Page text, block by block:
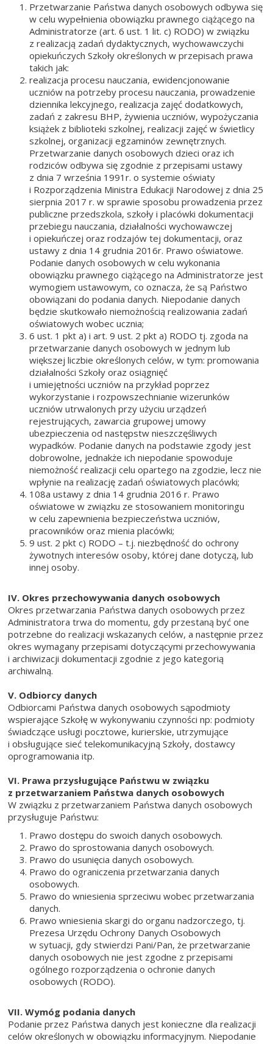
Przetwarzanie Państwa danych osobowych odbywa się
w celu wypełnienia obowiązku prawnego ciążącego na
Administratorze (art. 6 ust. 1 lit. c) RODO) w związku
z realizacją zadań dydaktycznych, wychowawczychi
opiekuńczych Szkoły określonych w przepisach prawa
takich jak:
realizacja procesu nauczania, ewidencjonowanie
uczniów na potrzeby procesu nauczania, prowadzenie
dziennika lekcyjnego, realizacja zajęć dodatkowych,
zadań z zakresu BHP, żywienia uczniów, wypożyczania
książek z biblioteki szkolnej, realizacji zajęć w świetlicy
szkolnej, organizacji egzaminów zewnętrznych.
Przetwarzanie danych osobowych dzieci oraz ich
rodziców odbywa się zgodnie z przepisami ustawy
z dnia 7 września 1991r. o systemie oświaty
i Rozporządzenia Ministra Edukacji Narodowej z dnia 25
sierpnia 2017 r. w sprawie sposobu prowadzenia przez
publiczne przedszkola, szkoły i placówki dokumentacji
przebiegu nauczania, działalności wychowawczej
i opiekuńczej oraz rodzajów tej dokumentacji, oraz
ustawy z dnia 14 grudnia 2016r. Prawo oświatowe.
Podanie danych osobowych w celu wykonania
obowiązku prawnego ciążącego na Administratorze jest
wymogiem ustawowym, co oznacza, że są Państwo
obowiązani do podania danych. Niepodanie danych
będzie skutkowało niemożnością realizowania zadań
oświatowych wobec ucznia;
6 ust. 1 pkt a) i art. 9 ust. 2 pkt a) RODO tj. zgoda na
przetwarzanie danych osobowych w jednym lub
większej liczbie określonych celów, w tym: promowania
działalności Szkoły oraz osiągnięć
i umiejętności uczniów na przykład poprzez
wykorzystanie i rozpowszechnianie wizerunków
uczniów utrwalonych przy użyciu urządzeń
rejestrujących, zawarcia grupowej umowy
ubezpieczenia od następstw nieszczęśliwych
wypadków. Podanie danych na podstawie zgody jest
dobrowolne, jednakże ich niepodanie spowoduje
niemożność realizacji celu opartego na zgodzie, lecz nie
wpłynie na realizację zadań oświatowych placówki;
108a ustawy z dnia 14 grudnia 2016 r. Prawo
oświatowe w związku ze stosowaniem monitoringu
w celu zapewnienia bezpieczeństwa uczniów,
pracowników oraz mienia placówki;
9 ust. 2 pkt c) RODO – t.j. niezbędność do ochrony
żywotnych interesów osoby, której dane dotyczą, lub
innej osoby.
IV. Okres przechowywania danych osobowych
Okres przetwarzania Państwa danych osobowych przez
Administratora trwa do momentu, gdy przestaną być one
potrzebne do realizacji wskazanych celów, a następnie przez
okres wymagany przepisami dotyczącymi przechowywania
i archiwizacji dokumentacji zgodnie z jego kategorią
archiwalną.
V. Odbiorcy danych
Odbiorcami Państwa danych osobowych sąpodmioty
wspierające Szkołę w wykonywaniu czynności np: podmioty
świadczące usługi pocztowe, kurierskie, utrzymujące
i obsługujące sieć telekomunikacyjną Szkoły, dostawcy
oprogramowania itp.
VI. Prawa przysługujące Państwu w związku
z przetwarzaniem Państwa danych osobowych
W związku z przetwarzaniem Państwa danych osobowych
przysługuje Państwu:
Prawo dostępu do swoich danych osobowych.
Prawo do sprostowania danych osobowych.
Prawo do usunięcia danych osobowych.
Prawo do ograniczenia przetwarzania danych
osobowych.
Prawo do wniesienia sprzeciwu wobec przetwarzania
danych.
Prawo wniesienia skargi do organu nadzorczego, tj.
Prezesa Urzędu Ochrony Danych Osobowych
w sytuacji, gdy stwierdzi Pani/Pan, że przetwarzanie
danych osobowych nie jest zgodne z przepisami
ogólnego rozporządzenia o ochronie danych
osobowych (RODO).
VII. Wymóg podania danych
Podanie przez Państwa danych jest konieczne dla realizacji
celów określonych w obowiązku informacyjnym. Niepodanie